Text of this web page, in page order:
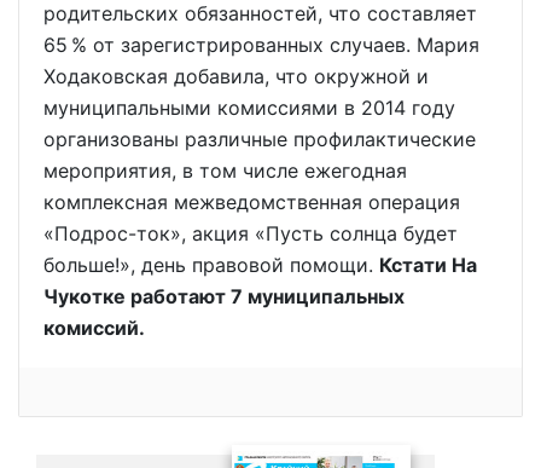
родительских обязанностей, что составляет
65 % от зарегистрированных случаев. Мария
Ходаковская добавила, что окружной и
муниципальными комиссиями в 2014 году
организованы различные профилактические
мероприятия, в том числе ежегодная
комплексная межведомственная операция
«Подрос-ток», акция «Пусть солнца будет
больше!», день правовой помощи. Кстати На
Чукотке работают 7 муниципальных
комиссий.